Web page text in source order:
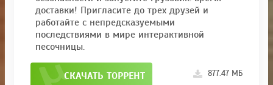
доставки! Пригласите до трех друзей и
работайте с непредсказуемыми
последствиями в мире интерактивной
песочницы.
СКАЧАТЬ ТОРРЕНТ 877.47 МБ